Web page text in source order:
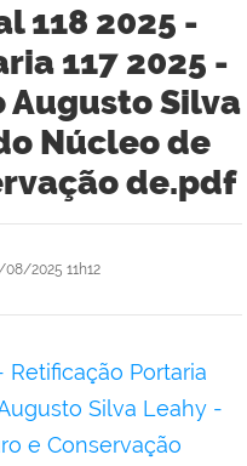
118 2025 -
117 2025 -
Augusto Silva
Núcleo de
de.pdf
08/2025 11h12
Retificação Portaria
Silva Leahy -
e Conservação